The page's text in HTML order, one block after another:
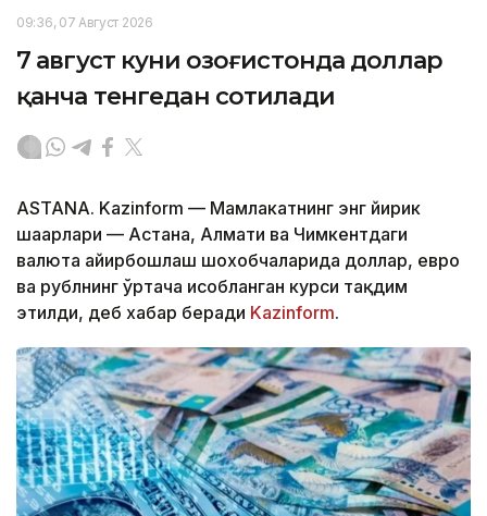
09:36, 07 Август 2026
7 август куни Қозоғистонда доллар
қанча тенгедан сотилади
ASTANA. Kazinform — Мамлакатнинг энг йирик
шаҳарлари — Астана, Алмати ва Чимкентдаги
валюта айирбошлаш шохобчаларида доллар, евро
ва рублнинг ўртача ҳисобланган курси тақдим
этилди, деб хабар беради Kazinform.